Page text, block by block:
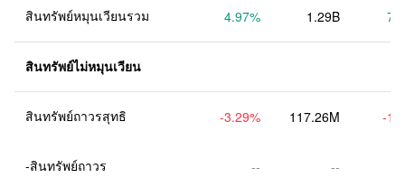
สินทรัพย์หมุนเวียนรวม 4.97% 1.29B
สินทรัพย์ไม่หมุนเวียน
สินทรัพย์ถาวรสุทธิ -3.29% 117.26M -
-สินทรัพย์ถาวร -- --